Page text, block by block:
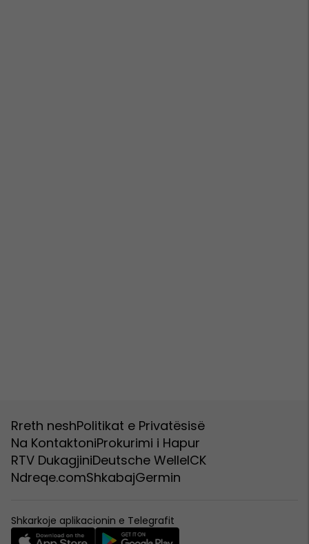
Rreth neshPolitikat e Privatësisë
Na KontaktoniProkurimi i Hapur
RTV DukagjiniDeutsche WelleICK
Ndreqe.comShkabajGermin
Shkarkoje aplikacionin e Telegrafit